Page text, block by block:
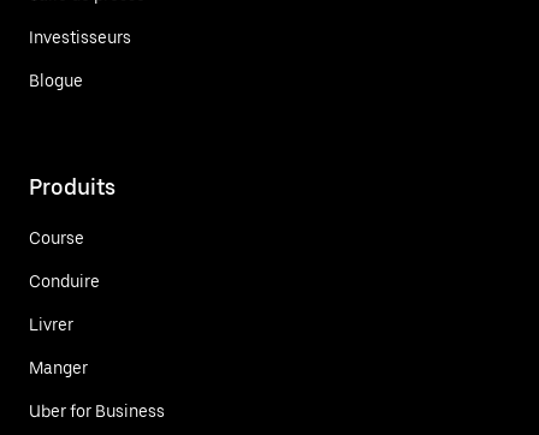
Investisseurs
Blogue
Produits
Course
Conduire
Livrer
Manger
Uber for Business